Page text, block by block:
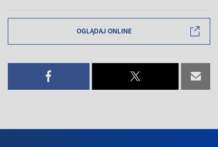
OGLĄDAJ ONLINE